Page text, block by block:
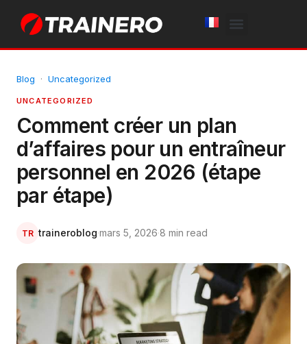
Blog · Uncategorized
UNCATEGORIZED
Comment créer un plan
d’affaires pour un entraîneur
personnel en 2026 (étape
par étape)
TR traineroblog·mars 5, 2026·8 min read